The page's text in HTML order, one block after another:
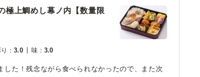
極上鯛めし幕ノ内【数量限
：3.0 味：3.0
た！残念ながら食べられなかったので、また次